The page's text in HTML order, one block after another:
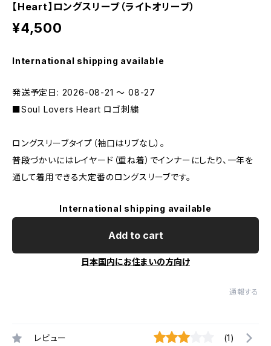
【Heart】ロングスリーブ（ライトオリーブ）
¥4,500
International shipping available
発送予定日: 2026-08-21 〜 08-27
■Soul Lovers Heart ロゴ刺繍
ロングスリーブタイプ（袖口はリブなし）。
普段づかいにはレイヤード（重ね着）でインナーにしたり、一年を
通して着用できる大定番のロングスリーブです。
International shipping available
Add to cart
日本国内にお住まいの方向け
通報する
レビュー (1)